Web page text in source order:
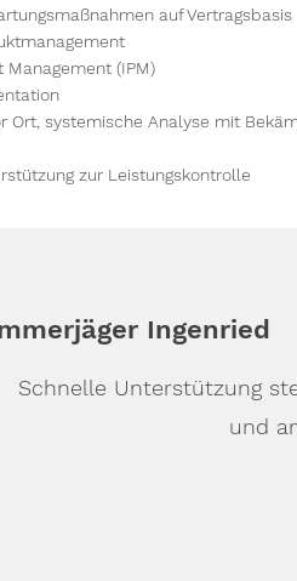
auf Vertragsbasis
Management (IPM)
Ort, systemische Analyse mit
zur Leistungskontrolle
Ingenried
Schnelle Unterstützung
und